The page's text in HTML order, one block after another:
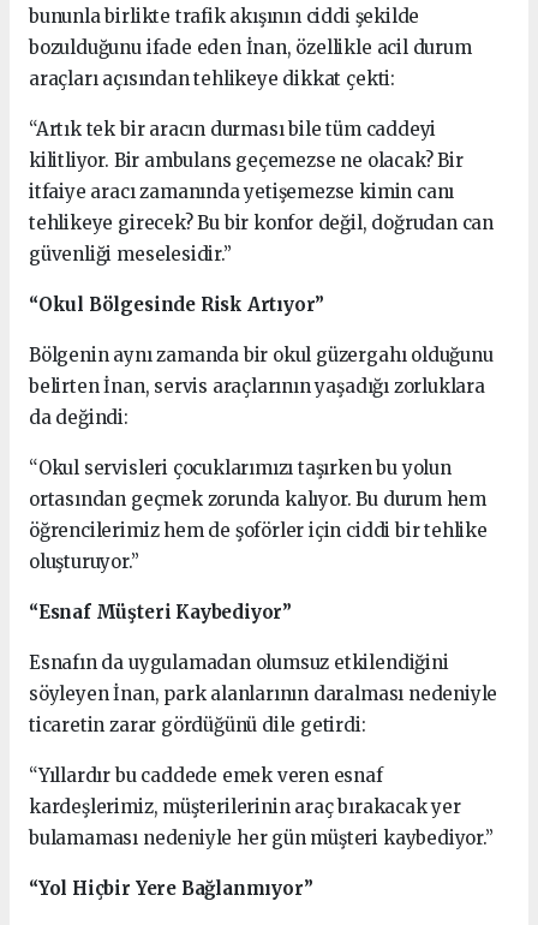
bununla birlikte trafik akışının ciddi şekilde
bozulduğunu ifade eden İnan, özellikle acil durum
araçları açısından tehlikeye dikkat çekti:
“Artık tek bir aracın durması bile tüm caddeyi
kilitliyor. Bir ambulans geçemezse ne olacak? Bir
itfaiye aracı zamanında yetişemezse kimin canı
tehlikeye girecek? Bu bir konfor değil, doğrudan can
güvenliği meselesidir.”
“Okul Bölgesinde Risk Artıyor”
Bölgenin aynı zamanda bir okul güzergahı olduğunu
belirten İnan, servis araçlarının yaşadığı zorluklara
da değindi:
“Okul servisleri çocuklarımızı taşırken bu yolun
ortasından geçmek zorunda kalıyor. Bu durum hem
öğrencilerimiz hem de şoförler için ciddi bir tehlike
oluşturuyor.”
“Esnaf Müşteri Kaybediyor”
Esnafın da uygulamadan olumsuz etkilendiğini
söyleyen İnan, park alanlarının daralması nedeniyle
ticaretin zarar gördüğünü dile getirdi:
“Yıllardır bu caddede emek veren esnaf
kardeşlerimiz, müşterilerinin araç bırakacak yer
bulamaması nedeniyle her gün müşteri kaybediyor.”
“Yol Hiçbir Yere Bağlanmıyor”